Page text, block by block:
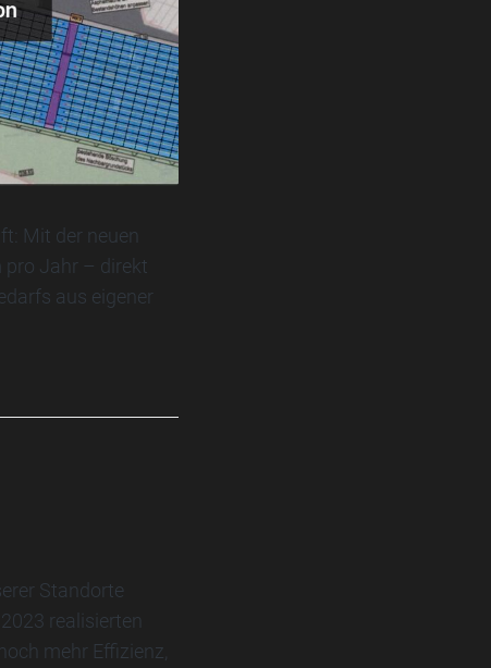
Mit der neuen
pro Jahr – direkt
aus eigener
Standorte
realisierten
mehr Effizienz,